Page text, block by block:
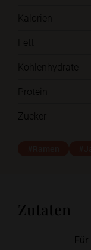
Kalorien
Fett
Kohlenhydrate
Protein
Zucker
Zutaten